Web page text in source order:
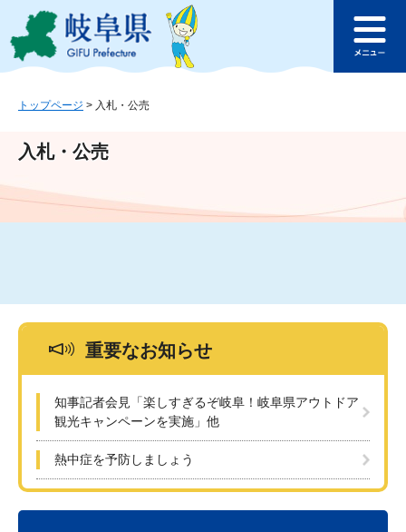
ジ
ュ
文
このページの本文へ
ュ
トップページ > 入札・公売
入札・公売
重要なお知らせ
知事記者会見「楽しすぎるぞ岐阜！岐阜県アウトドア
観光キャンペーンを実施」他
熱中症を予防しましょう